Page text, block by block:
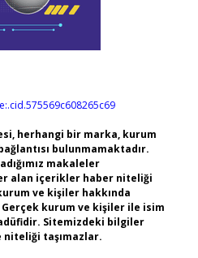
herhangi bir marka, kurum
bulunmamaktadır.
makaleler
alan içerikler haber niteliği
ve kişiler hakkında
Gerçek kurum ve kişiler ile isim
Sitemizdeki bilgiler
taşımazlar.